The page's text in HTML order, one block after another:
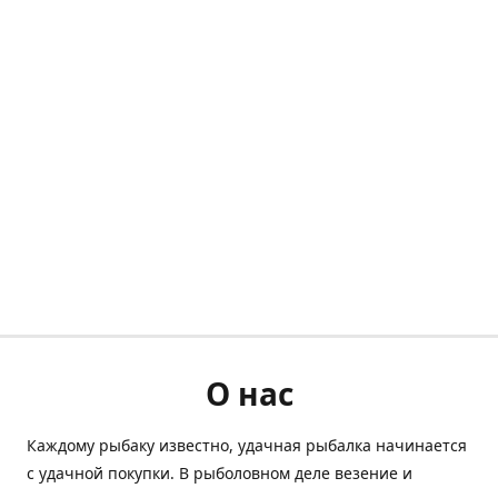
О нас
Каждому рыбаку известно, удачная рыбалка начинается
с удачной покупки. В рыболовном деле везение и